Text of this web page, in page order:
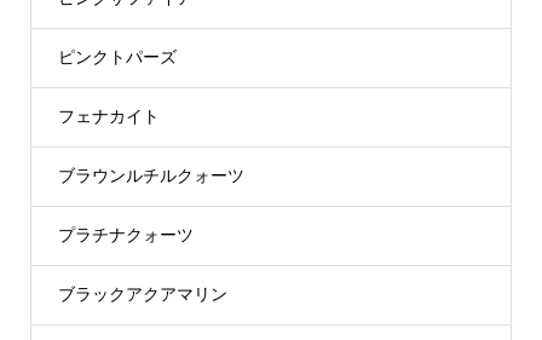
ピンクトパーズ
フェナカイト
ブラウンルチルクォーツ
プラチナクォーツ
ブラックアクアマリン